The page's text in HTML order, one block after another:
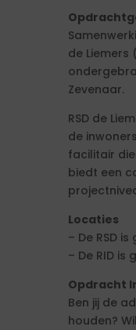
de Liemers
Zevenaar.
RSD de
de
facilitair
biedt een
Locaties
– De RSD
– De RID
Opdracht
Ben jij de
houden?